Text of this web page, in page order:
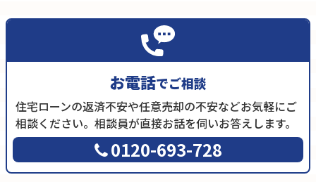
お電話でご相談
住宅ローンの返済不安や任意売却の不安などお気軽にご
相談ください。相談員が直接お話を伺いお答えします。
0120-693-728